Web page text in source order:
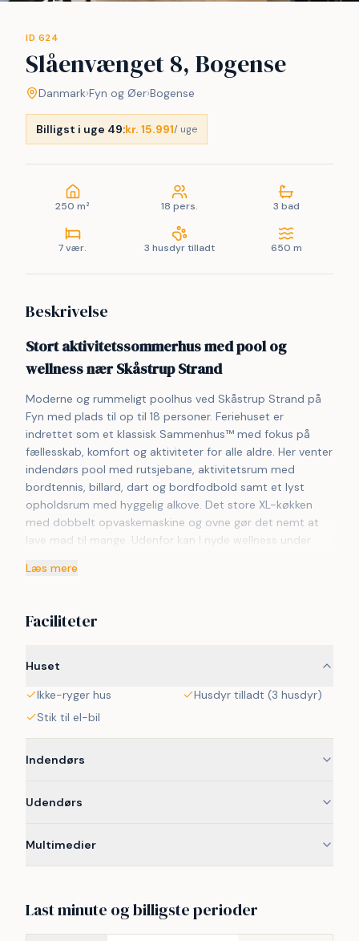
ID 624
Slåenvænget 8, Bogense
Danmark›Fyn og Øer›Bogense
Billigst i uge 49:kr. 15.991/ uge
250 m² 18 pers. 3 bad
7 vær. 3 husdyr tilladt 650 m
Beskrivelse
Stort aktivitetssommerhus med pool og
wellness nær Skåstrup Strand
Moderne og rummeligt poolhus ved Skåstrup Strand på
Fyn med plads til op til 18 personer. Feriehuset er
indrettet som et klassisk Sammenhus™ med fokus på
fællesskab, komfort og aktiviteter for alle aldre. Her venter
indendørs pool med rutsjebane, aktivitetsrum med
bordtennis, billard, dart og bordfodbold samt et lyst
opholdsrum med hyggelig alkove. Det store XL-køkken
med dobbelt opvaskemaskine og ovne gør det nemt at
lave mad til mange. Udenfor kan I nyde wellness under
terrasse med grill og havemøbler. Børnene kan lege i den
børnevenlig strand og hyggelige Bogense. Bemærk
ungdomsgrupper.
Bemærk venligst, de viste billeder er demo-billeder, da
huset er under opførelse, så det færdige hus og
Læs mere
Faciliteter
Huset
Ikke-ryger hus
Husdyr tilladt (3 husdyr)
Stik til el-bil
Indendørs
Udendørs
Multimedier
Last minute og billigste perioder